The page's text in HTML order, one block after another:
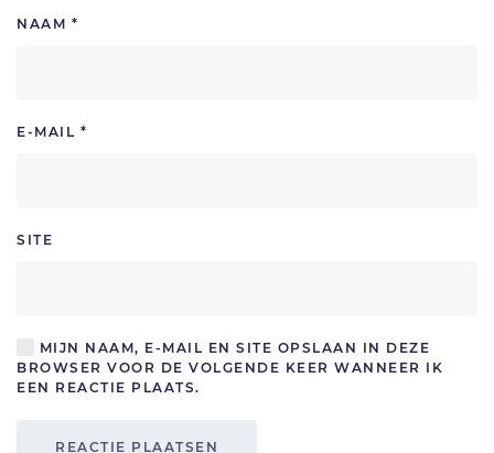
NAAM *
E-MAIL *
SITE
MIJN NAAM, E-MAIL EN SITE OPSLAAN IN DEZE
BROWSER VOOR DE VOLGENDE KEER WANNEER IK
EEN REACTIE PLAATS.
REACTIE PLAATSEN